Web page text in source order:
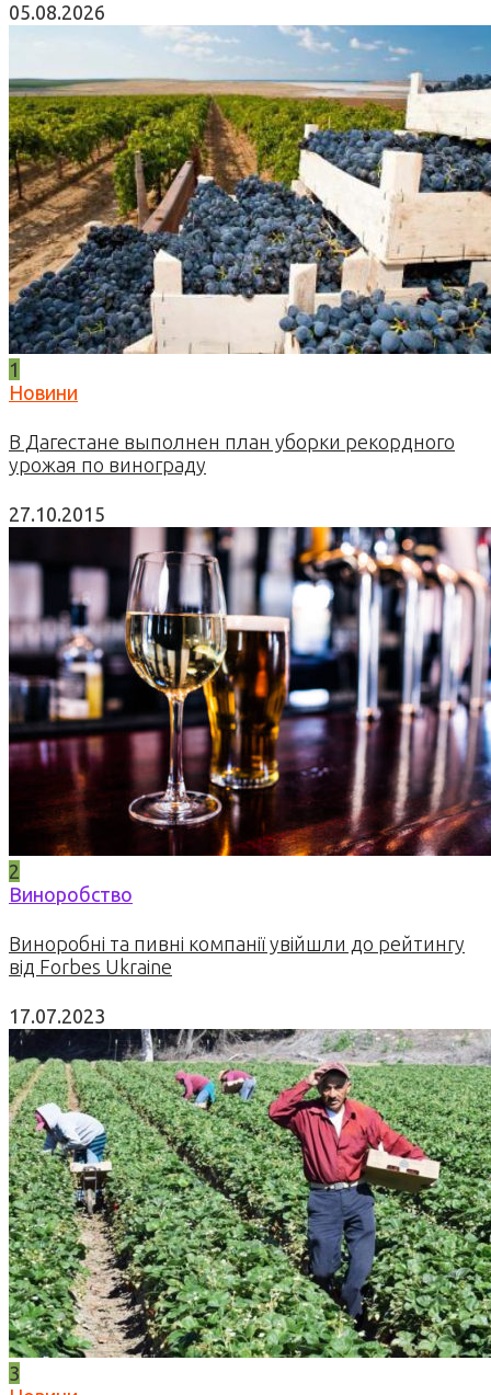
05.08.2026
1
Новини
В Дагестане выполнен план уборки рекордного
урожая по винограду
27.10.2015
2
Виноробство
Виноробні та пивні компанії увійшли до рейтингу
від Forbes Ukraine
17.07.2023
3